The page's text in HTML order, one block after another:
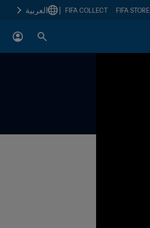
FIFA STORE
FIFA COLLECT العربية